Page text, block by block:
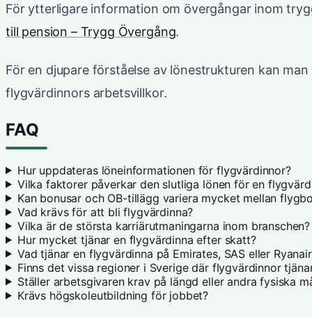
För ytterligare information om övergångar inom
till pension – Trygg Övergång.
För en djupare förståelse av lönestrukturen kan
flygvärdinnors arbetsvillkor.
FAQ
Hur uppdateras löneinformationen för flygvärdinnor?
Vilka faktorer påverkar den slutliga lönen för en
Kan bonusar och OB-tillägg variera mycket mellan
Vad krävs för att bli flygvärdinna?
Vilka är de största karriärutmaningarna inom branschen?
Hur mycket tjänar en flygvärdinna efter skatt?
Vad tjänar en flygvärdinna på Emirates, SAS eller
Finns det vissa regioner i Sverige där flygvärdinnor
Ställer arbetsgivaren krav på längd eller andra fysiska
Krävs högskoleutbildning för jobbet?